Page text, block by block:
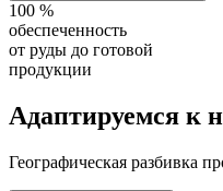
100 %
обеспеченность
от руды до готовой
продукции
Адаптируемся к
Географическая разбивка